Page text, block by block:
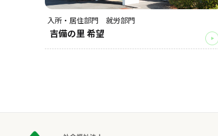
入所・居住部門 就労部門
吉備の里 希望